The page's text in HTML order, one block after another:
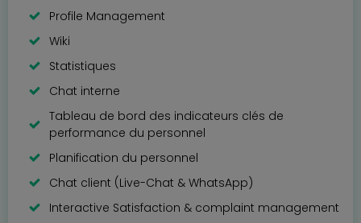
Profile Management
Wiki
Statistiques
Chat interne
Tableau de bord des indicateurs clés de
performance du personnel
Planification du personnel
Chat client (Live-Chat & WhatsApp)
Interactive Satisfaction & complaint management